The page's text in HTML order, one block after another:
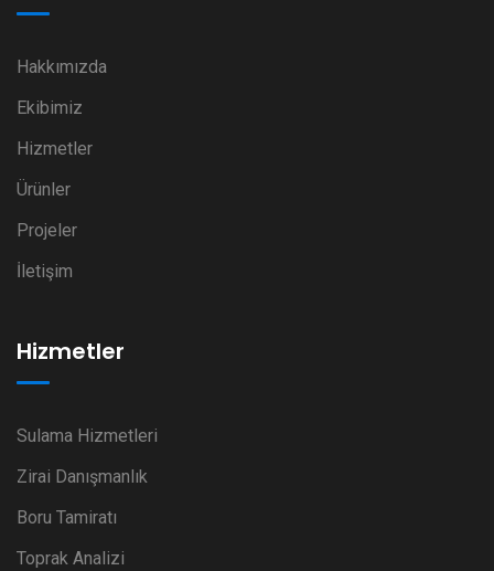
Hakkımızda
Ekibimiz
Hizmetler
Ürünler
Projeler
İletişim
Hizmetler
Sulama Hizmetleri
Zirai Danışmanlık
Boru Tamiratı
Toprak Analizi